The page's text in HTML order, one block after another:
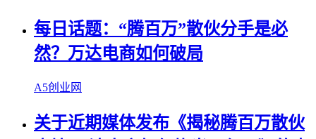
每日话题：“腾百万”散伙分手是必
然？万达电商如何破局
A5创业网
关于近期媒体发布《揭秘腾百万散伙